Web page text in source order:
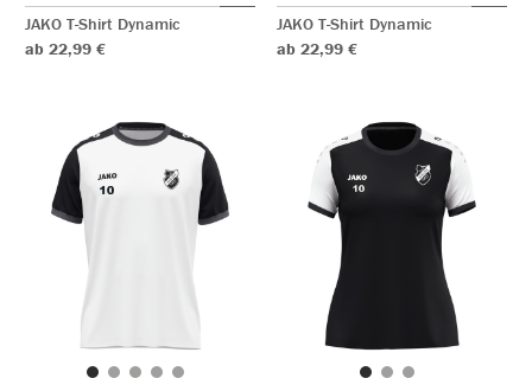
JAKO T-Shirt Dynamic
ab 22,99 €
JAKO T-Shirt Dynamic
ab 22,99 €